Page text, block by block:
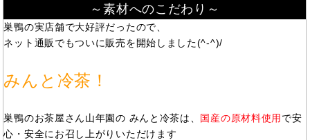
～素材へのこだわり～
巣鴨の実店舗で大好評だったので、
ネット通販でもついに販売を開始しました(^-^)/
みんと冷茶！
巣鴨のお茶屋さん山年園の みんと冷茶は、 国産の原材料使用 で安
心・安全にお召し上がりいただけます